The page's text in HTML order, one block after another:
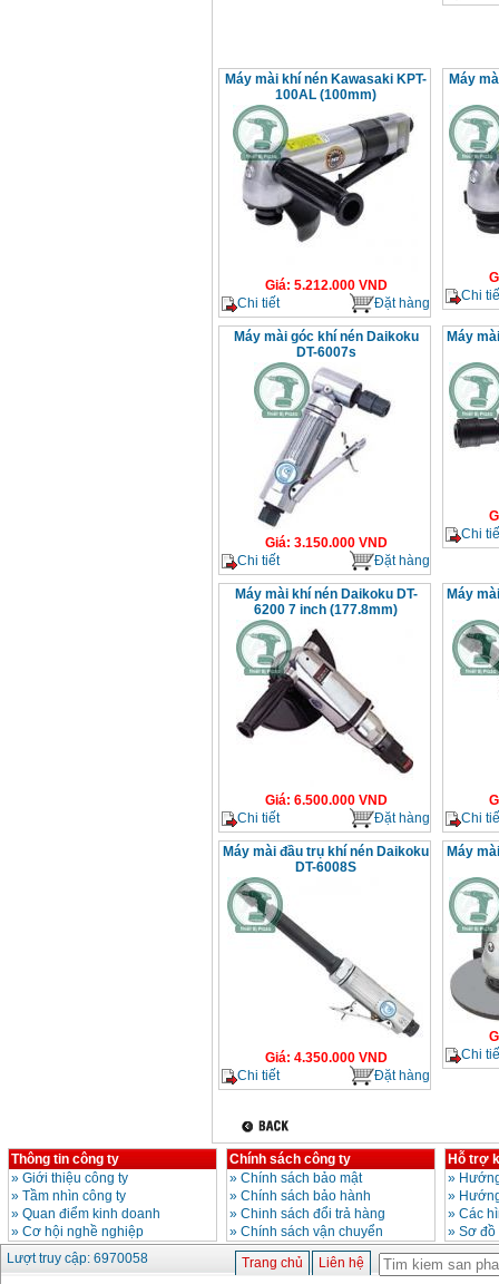
Máy mài khí nén Kawasaki KPT-
100AL (100mm)
Giá: 5.212.000VND
Chi tiết
Đặt hàng
Máy
Chi
Máy mài góc khí nén Daikoku
DT-6007s
Giá: 3.150.000VND
Chi tiết
Đặt hàng
Máy
Chi
Máy mài khí nén Daikoku DT-
6200 7 inch (177.8mm)
Giá: 6.500.000VND
Chi tiết
Đặt hàng
Máy
Chi
Máy mài đầu trụ khí nén Daikoku
DT-6008S
Giá: 4.350.000VND
Chi tiết
Đặt hàng
Máy
Chi
Thông tin công ty
» Giới thiệu công ty
» Tầm nhìn công ty
» Quan điểm kinh doanh
» Cơ hội nghề nghiệp
Chính sách công ty
» Chính sách bảo mật
» Chính sách bảo hành
» Chinh sách đổi trả hàng
» Chính sách vận chuyển
Hỗ trợ
»
»
» Các
» Sơ
Lượt truy cập: 6970058
Trang chủ Liên hệ